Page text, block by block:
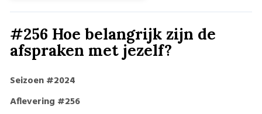
#256 Hoe belangrijk zijn de
afspraken met jezelf?
Seizoen #2024
Aflevering #256